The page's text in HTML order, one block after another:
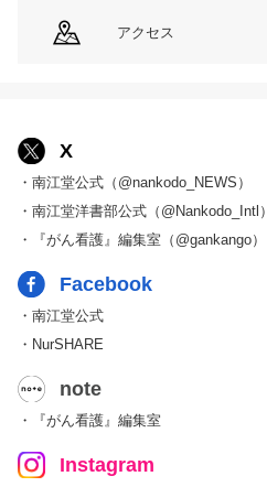
アクセス
X
・南江堂公式（@nankodo_NEWS）
・南江堂洋書部公式（@Nankodo_Intl）
・『がん看護』編集室（@gankango）
Facebook
・南江堂公式
・NurSHARE
note
・『がん看護』編集室
Instagram